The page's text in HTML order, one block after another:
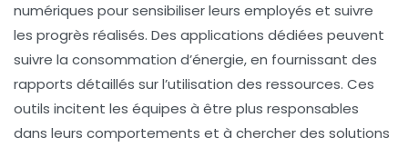
numériques pour sensibiliser leurs employés et suivre
les progrès réalisés. Des applications dédiées peuvent
suivre la consommation d’énergie, en fournissant des
rapports détaillés sur l’utilisation des ressources. Ces
outils incitent les équipes à être plus responsables
dans leurs comportements et à chercher des solutions